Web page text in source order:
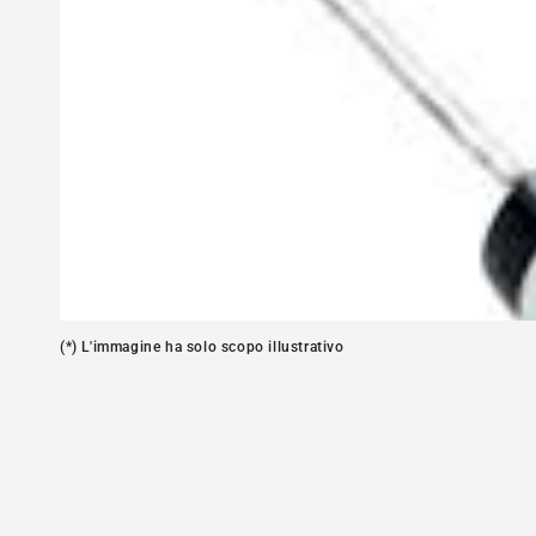
(*) L'immagine ha solo scopo illustrativo
Apre
media